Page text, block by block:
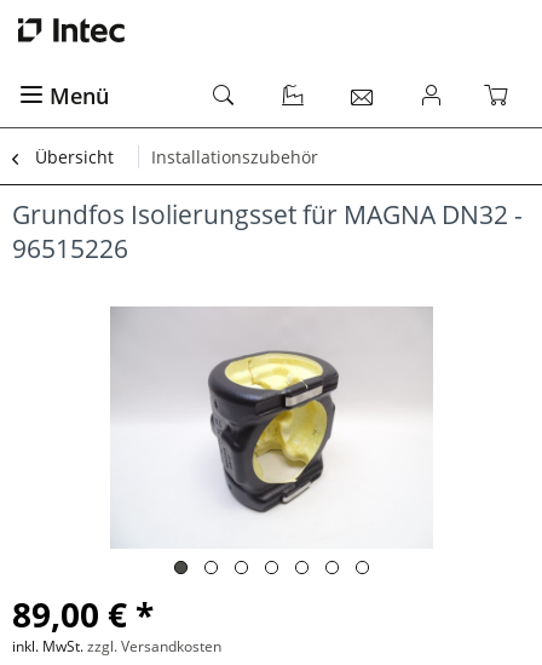
Menü
Übersicht Installationszubehör
Grundfos Isolierungsset für MAGNA DN32 -
96515226
89,00 € *
inkl. MwSt.zzgl. Versandkosten